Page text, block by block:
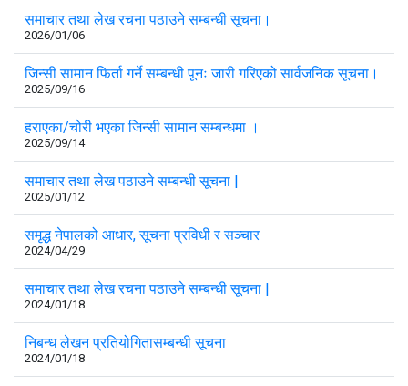
समाचार तथा लेख रचना पठाउने सम्बन्धी सूचना।
2026/01/06
जिन्सी सामान फिर्ता गर्ने सम्बन्धी पूनः जारी गरिएको सार्वजनिक सूचना।
2025/09/16
हराएका/चोरी भएका जिन्सी सामान सम्बन्धमा ।
2025/09/14
समाचार तथा लेख पठाउने सम्बन्धी सूचना |
2025/01/12
समृद्ध नेपालको आधार, सूचना प्रविधी र सञ्चार
2024/04/29
समाचार तथा लेख रचना पठाउने सम्बन्धी सूचना |
2024/01/18
निबन्ध लेखन प्रतियोगितासम्बन्धी सूचना
2024/01/18